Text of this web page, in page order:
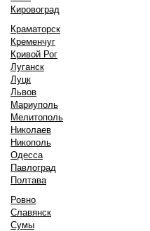
Кировоград
Краматорск
Кременчуг
Кривой Рог
Луганск
Луцк
Львов
Мариуполь
Мелитополь
Николаев
Никополь
Одесса
Павлоград
Полтава
Ровно
Славянск
Сумы